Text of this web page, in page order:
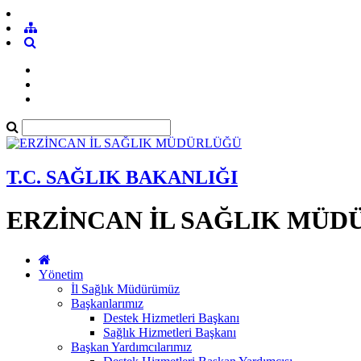
T.C. SAĞLIK BAKANLIĞI
ERZİNCAN İL SAĞLIK
Yönetim
İl Sağlık Müdürümüz
Başkanlarımız
Destek Hizmetleri Başkanı
Sağlık Hizmetleri Başkanı
Başkan Yardımcılarımız